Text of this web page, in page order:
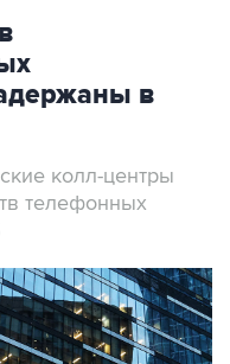
в
колл-центры
телефонных